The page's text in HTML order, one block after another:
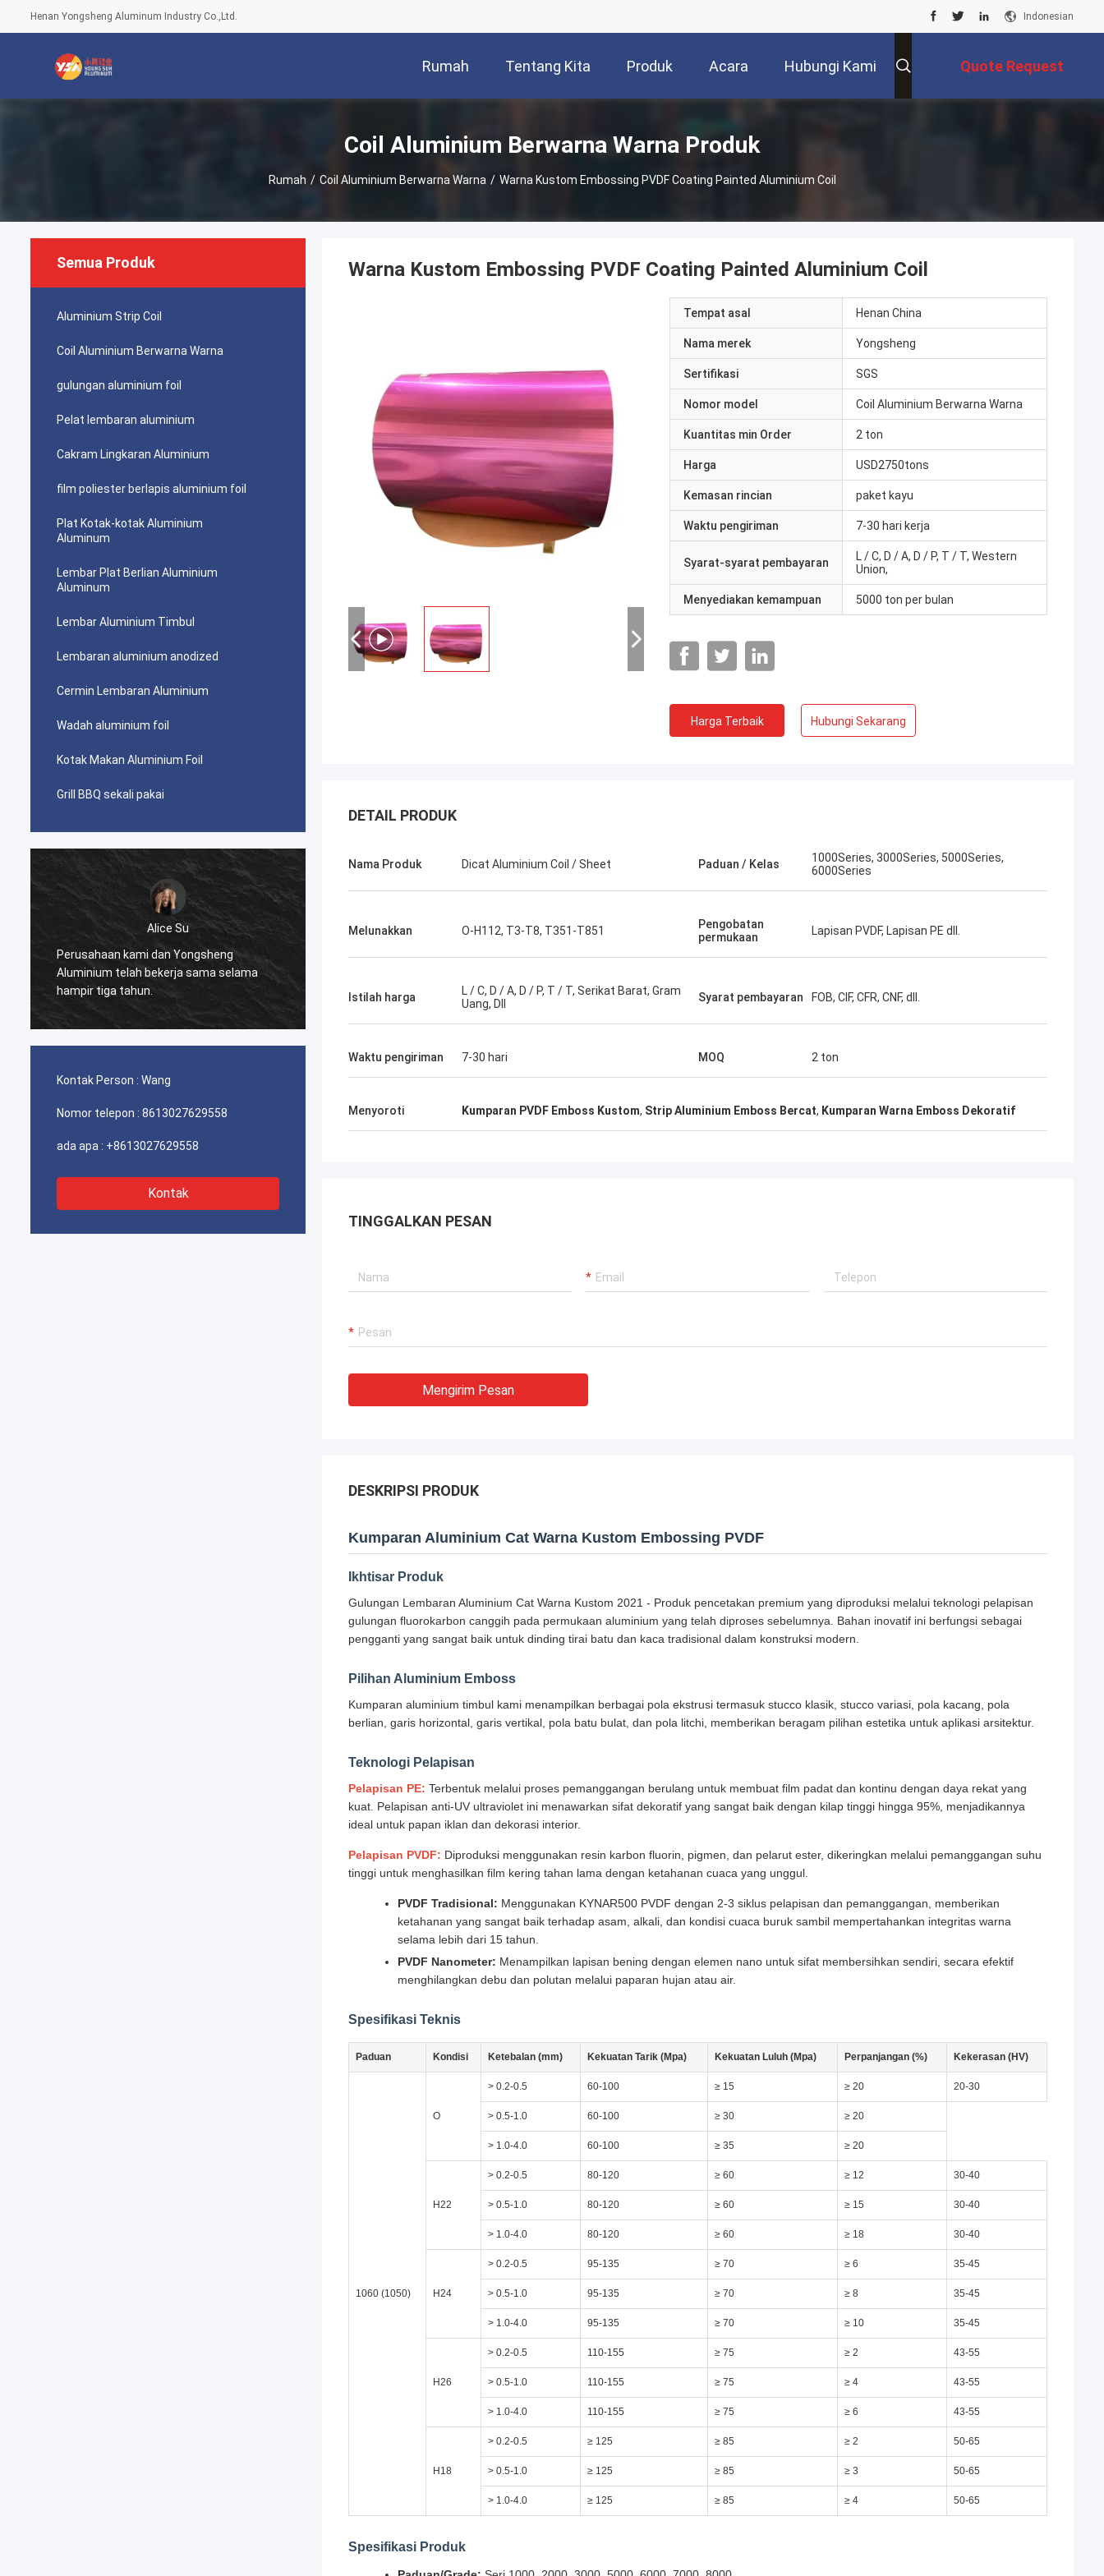
Henan Yongsheng Aluminum Industry Co.,Ltd. Indonesian
Rumah Tentang Kita Produk Acara Hubungi Kami Quote Request
Coil Aluminium Berwarna Warna Produk
Rumah / Coil Aluminium Berwarna Warna / Warna Kustom Embossing PVDF Coating Painted Aluminium Coil
Semua Produk
Aluminium Strip Coil
Coil Aluminium Berwarna Warna
gulungan aluminium foil
Pelat lembaran aluminium
Cakram Lingkaran Aluminium
film poliester berlapis aluminium foil
Plat Kotak-kotak Aluminium
Aluminum
Lembar Plat Berlian Aluminium
Aluminum
Lembar Aluminium Timbul
Lembaran aluminium anodized
Cermin Lembaran Aluminium
Wadah aluminium foil
Kotak Makan Aluminium Foil
Grill BBQ sekali pakai
Zoey
Kami membeli aluminium circle dari
Yongsheng Aluminium dan
mengirimkannya ke Ghana.
Amin Mazlum
Kami telah membeli hampir 500 ton
Aluminium Yongsheng.
Martin
Pertama kali kami bekerjasama dengan
barang sangat cepat, dan pengelola bisnis
Kontak Person : Wang
Nomor telepon : 8613027629558
ada apa : +8613027629558
Kontak
Warna Kustom Embossing PVDF Coating Painted Aluminium Coil
Tempat asal Henan China
Nama merek Yongsheng
Sertifikasi SGS
Nomor model Coil Aluminium Berwarna Warna
Kuantitas min Order 2 ton
Harga USD2750tons
Kemasan rincian paket kayu
Waktu pengiriman 7-30 hari kerja
Syarat-syarat pembayaran
L / C, D / A, D / P, T / T, Western
Union,
Menyediakan kemampuan 5000 ton per bulan
Harga Terbaik Hubungi Sekarang
DETAIL PRODUK
Nama Produk Dicat Aluminium Coil / Sheet Paduan / Kelas
1000Series, 3000Series, 5000Series,
6000Series
Melunakkan O-H112, T3-T8, T351-T851
Pengobatan
permukaan
Lapisan PVDF, Lapisan PE dll.
Istilah harga
L / C, D / A, D / P, T / T, Serikat Barat, Gram
Uang, Dll
Syarat pembayaran FOB, CIF, CFR, CNF, dll.
Waktu pengiriman 7-30 hari MOQ 2 ton
Menyoroti Kumparan PVDF Emboss Kustom, Strip Aluminium Emboss Bercat, Kumparan Warna Emboss Dekoratif
TINGGALKAN PESAN
Mengirim Pesan
DESKRIPSI PRODUK
Kumparan Aluminium Cat Warna Kustom Embossing PVDF
Ikhtisar Produk
Gulungan Lembaran Aluminium Cat Warna Kustom 2021 - Produk pencetakan premium yang diproduksi melalui teknologi pelapisan
gulungan fluorokarbon canggih pada permukaan aluminium yang telah diproses sebelumnya. Bahan inovatif ini berfungsi sebagai
pengganti yang sangat baik untuk dinding tirai batu dan kaca tradisional dalam konstruksi modern.
Pilihan Aluminium Emboss
Kumparan aluminium timbul kami menampilkan berbagai pola ekstrusi termasuk stucco klasik, stucco variasi, pola kacang, pola
berlian, garis horizontal, garis vertikal, pola batu bulat, dan pola litchi, memberikan beragam pilihan estetika untuk aplikasi arsitektur.
Teknologi Pelapisan
Pelapisan PE: Terbentuk melalui proses pemanggangan berulang untuk membuat film padat dan kontinu dengan daya rekat yang
kuat. Pelapisan anti-UV ultraviolet ini menawarkan sifat dekoratif yang sangat baik dengan kilap tinggi hingga 95%, menjadikannya
ideal untuk papan iklan dan dekorasi interior.
Pelapisan PVDF: Diproduksi menggunakan resin karbon fluorin, pigmen, dan pelarut ester, dikeringkan melalui pemanggangan suhu
tinggi untuk menghasilkan film kering tahan lama dengan ketahanan cuaca yang unggul.
PVDF Tradisional: Menggunakan KYNAR500 PVDF dengan 2-3 siklus pelapisan dan pemanggangan, memberikan
ketahanan yang sangat baik terhadap asam, alkali, dan kondisi cuaca buruk sambil mempertahankan integritas warna
selama lebih dari 15 tahun.
PVDF Nanometer: Menampilkan lapisan bening dengan elemen nano untuk sifat membersihkan sendiri, secara efektif
menghilangkan debu dan polutan melalui paparan hujan atau air.
Spesifikasi Teknis
Paduan Kondisi Ketebalan (mm) Kekuatan Tarik (Mpa) Kekuatan Luluh (Mpa) Perpanjangan (%) Kekerasan (HV)
1060 (1050)
O
> 0.2-0.5 60-100 ≥ 15 ≥ 20 20-30
> 0.5-1.0 60-100 ≥ 30 ≥ 20
> 1.0-4.0 60-100 ≥ 35 ≥ 20
H22
> 0.2-0.5 80-120 ≥ 60 ≥ 12 30-40
> 0.5-1.0 80-120 ≥ 60 ≥ 15 30-40
> 1.0-4.0 80-120 ≥ 60 ≥ 18 30-40
H24
> 0.2-0.5 95-135 ≥ 70 ≥ 6 35-45
> 0.5-1.0 95-135 ≥ 70 ≥ 8 35-45
> 1.0-4.0 95-135 ≥ 70 ≥ 10 35-45
H26
> 0.2-0.5 110-155 ≥ 75 ≥ 2 43-55
> 0.5-1.0 110-155 ≥ 75 ≥ 4 43-55
> 1.0-4.0 110-155 ≥ 75 ≥ 6 43-55
H18
> 0.2-0.5 ≥ 125 ≥ 85 ≥ 2 50-65
> 0.5-1.0 ≥ 125 ≥ 85 ≥ 3 50-65
> 1.0-4.0 ≥ 125 ≥ 85 ≥ 4 50-65
Spesifikasi Produk